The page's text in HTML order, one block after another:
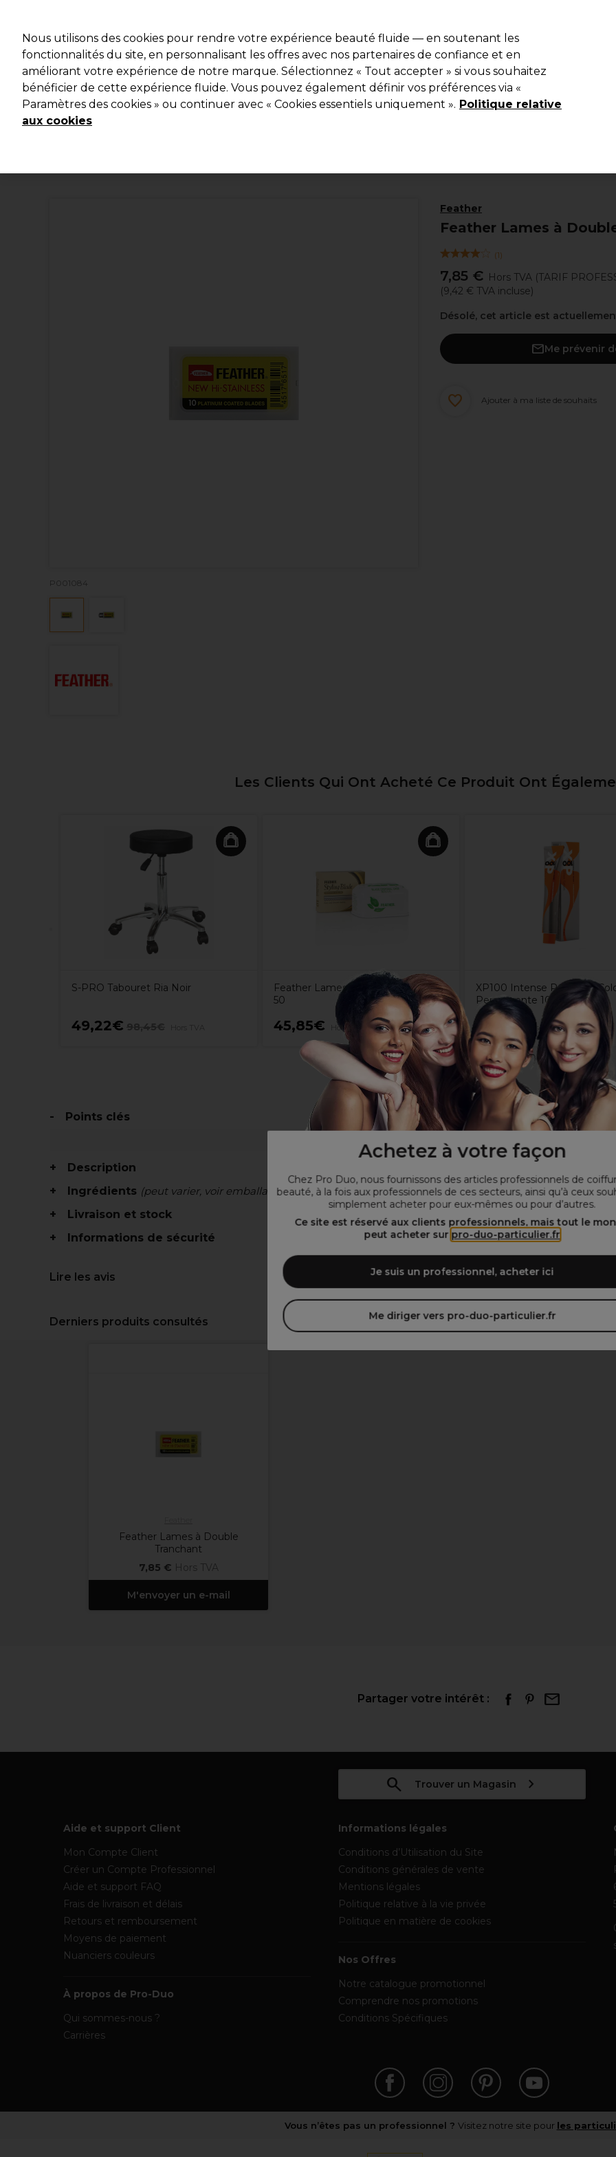
Achetez à votre façon
Chez Pro Duo, nous fournissons des articles professionnels de
beauté, à la fois aux professionnels de ces secteurs, ainsi qu’à ceux
simplement acheter pour eux-mêmes ou pour d’autres.
Ce site est réservé aux clients professionnels, mais tout le
peut acheter sur pro-duo-particulier.fr
Je suis un professionnel, acheter ici
Me diriger vers pro-duo-particulier.fr
Rechercher
Marques Bons plans Coiffure Electro et Matériel Equipement de salon Beauté Hommes Les
Livraison et délais
Feather
Feather Lames à
(1)
7,85 € Hors TVA (TARIF
(9,42 € TVA incluse)
P001084
Désolé, cet article est
Me prévenir
Ajouter à ma liste de souhaits
Les Clients Qui Ont Acheté Ce Produit Ont
S-PRO Tabouret Ria Noir
49,22€
Feather Lames De Type EX- Pack
50
45,85€ Hors TVA
XP100 Intense Radiance
Permanente 100ml 7.0C
7,65€ Hors TVA
Points clés
Description
Ingrédients (peut varier, voir emballage)
Livraison et stock
Informations de sécurité
Lire les avis
Derniers produits consultés
Feather Lames à Double
Tranchant
7,85 € Hors TVA
M'envoyer un e-mail
Partager votre intérêt :
Trouver un Magasin
Aide et support Client
Mon Compte Client
Créer un Compte Professionnel
Aide et support FAQ
Frais de livraison et délais
Retours et remboursement
Moyens de paiement
Nuanciers couleurs
À propos de Pro-Duo
Qui sommes-nous ?
Carrières
Informations légales
Conditions d’Utilisation du Site
Conditions générales de vente
Mentions légales
Politique relative à la vie privée
Politique en matière de cookies
Nos Offres
Notre catalogue promotionnel
Comprendre nos promotions
Conditions Spécifiques
Vous n’êtes pas un professionnel ? Visitez notre site pour les
Nous utilisons des cookies pour rendre votre expérience beauté fluide — en soutenant les
fonctionnalités du site, en personnalisant les offres avec nos partenaires de confiance et en
améliorant votre expérience de notre marque. Sélectionnez « Tout accepter » si vous souhaitez
bénéficier de cette expérience fluide. Vous pouvez également définir vos préférences via «
Paramètres des cookies » ou continuer avec « Cookies essentiels uniquement ». Politique relative
aux cookies